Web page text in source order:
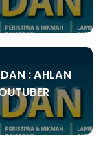
: AHLAN